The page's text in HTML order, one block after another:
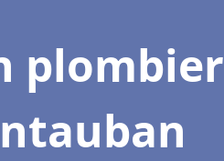
plombier